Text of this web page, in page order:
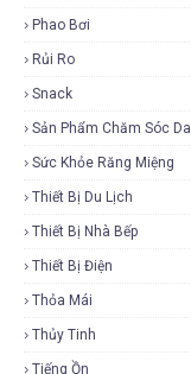
Phao Bơi
Rủi Ro
Snack
Sản Phẩm Chăm Sóc Da
Sức Khỏe Răng Miệng
Thiết Bị Du Lịch
Thiết Bị Nhà Bếp
Thiết Bị Điện
Thỏa Mái
Thủy Tinh
Tiếng Ồn